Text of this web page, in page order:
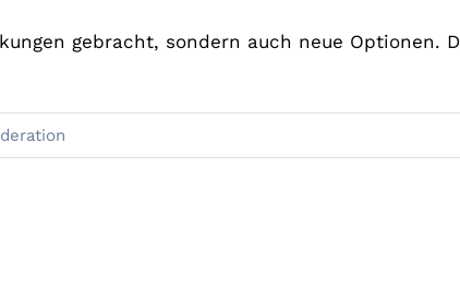
gebracht, sondern auch neue Optionen. D